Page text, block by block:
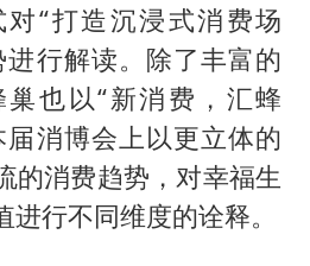
“打造沉浸式消费场
行解读。除了丰富的
也以“新消费，汇蜂
消博会上以更立体的
的消费趋势，对幸福生
行不同维度的诠释。